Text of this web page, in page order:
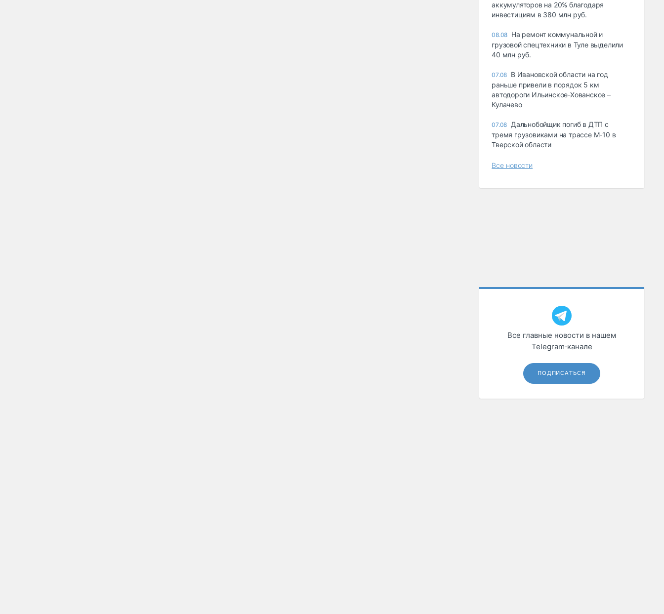
аккумуляторов на 20% благодаря
инвестициям в 380 млн руб.
08.08 На ремонт коммунальной и
грузовой спецтехники в Туле выделили
40 млн руб.
07.08 В Ивановской области на год
раньше привели в порядок 5 км
автодороги Ильинское-Хованское –
Кулачево
07.08 Дальнобойщик погиб в ДТП с
тремя грузовиками на трассе М-10 в
Тверской области
Все новости
Все главные новости в нашем
Telegram‑канале
ПОДПИСАТЬСЯ